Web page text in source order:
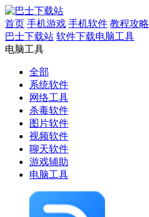
首页 手机游戏 手机软件 教程攻略
巴士下载站 软件下载​​电脑工具
​​电脑工具
全部
系统软件
网络工具
杀毒软件
图片软件
视频软件
聊天软件
游戏辅助
​​电脑工具